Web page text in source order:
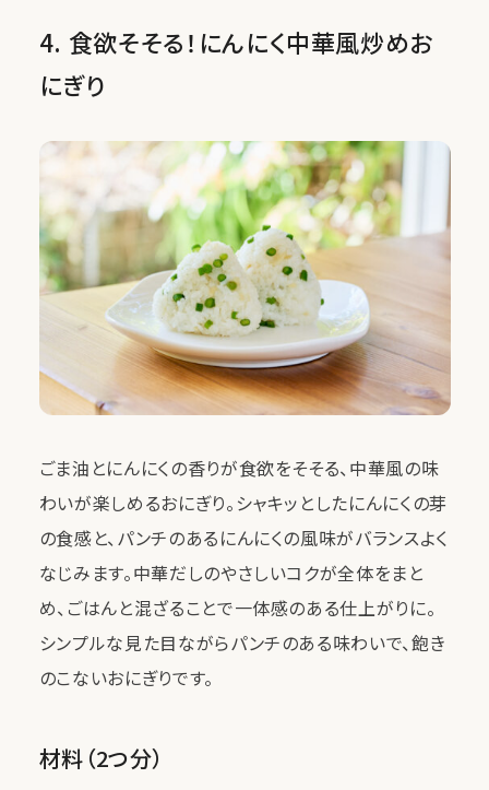
4. 食欲そそる！にんにく中華風炒めお
にぎり
ごま油とにんにくの香りが食欲をそそる、中華風の味
わいが楽しめるおにぎり。シャキッとしたにんにくの芽
の食感と、パンチのあるにんにくの風味がバランスよく
なじみます。中華だしのやさしいコクが全体をまと
め、ごはんと混ざることで一体感のある仕上がりに。
シンプルな見た目ながらパンチのある味わいで、飽き
のこないおにぎりです。
材料（2つ分）